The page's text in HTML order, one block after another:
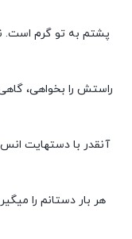
پشتم به تو گرم است.
راستش را بخواهی،
آن‏قدر با دست‏هایت
هر بار دستانم را